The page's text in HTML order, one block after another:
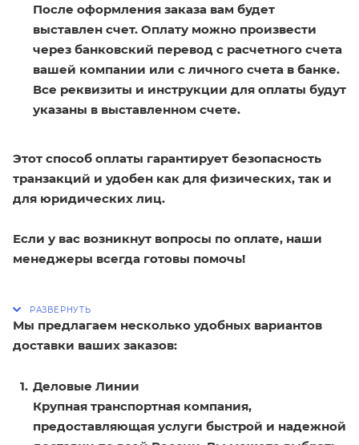
После оформления заказа вам будет
выставлен счет. Оплату можно произвести
через банковский перевод с расчетного счета
вашей компании или с личного счета в банке.
Все реквизиты и инструкции для оплаты будут
указаны в выставленном счете.
Этот способ оплаты гарантирует безопасность
транзакций и удобен как для физических, так и
для юридических лиц.
Если у вас возникнут вопросы по оплате, наши
менеджеры всегда готовы помочь!
Мы предлагаем несколько удобных вариантов
доставки ваших заказов:
Деловые Линии
Крупная транспортная компания,
предоставляющая услуги быстрой и надежной